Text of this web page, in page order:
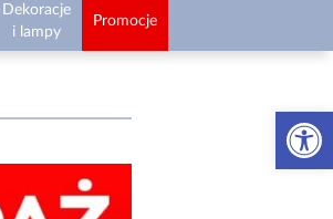
Otwórz
Dekoracje
i lampy
Promocje